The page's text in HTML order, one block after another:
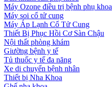
Máy Ozone điều trị bệnh phụ khoa
Máy soi cổ tử cung
Máy Áp Lạnh Cổ Tử Cung
Thiết Bị Phục Hồi Cơ Sàn Chậu
Nội thất phòng khám
Giường bệnh y tế
Tủ thuốc y tế đa năng
Xe di chuyển bệnh nhân
Thiết bị Nha Khoa